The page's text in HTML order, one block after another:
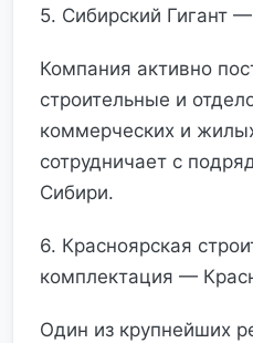
5. Сибирский Гигант
Компания активно
строительные и
коммерческих и
сотрудничает с
Сибири.
6. Красноярская
комплектация —
Один из крупнейших